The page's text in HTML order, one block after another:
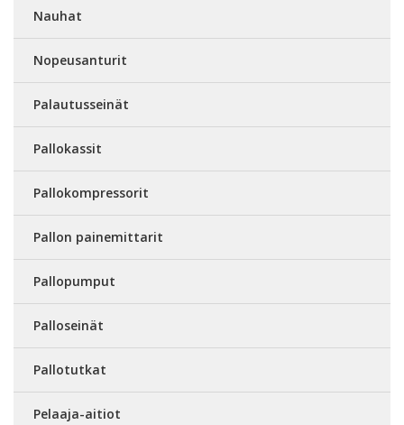
Nauhat
Nopeusanturit
Palautusseinät
Pallokassit
Pallokompressorit
Pallon painemittarit
Pallopumput
Palloseinät
Pallotutkat
Pelaaja-aitiot